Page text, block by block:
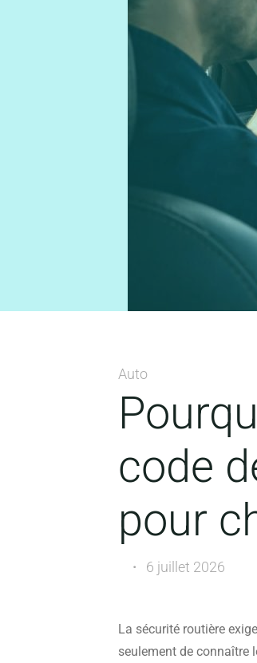
Auto
code
pour
6 juillet 2026
La sécurité routière
seulement de connaître